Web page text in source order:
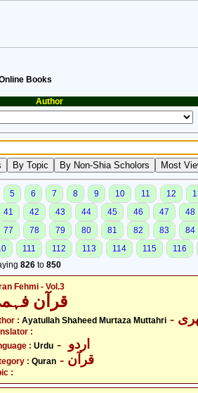
Books
Author
5 6 7 8 9 10 11 12
41 42 43 44 45 46 47 48
77 78 79 80 81 82 83 84
111 112 113 114 115 116
826 to 850
Fehmi - Vol.3
قرآن
: Ayatullah Shaheed Murtaza Muttahri
:
: Urdu
: Quran - قرآن
: